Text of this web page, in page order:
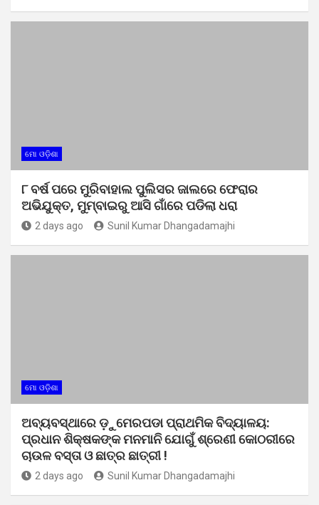
ମୋ ଓଡ଼ିଶା
୮ ବର୍ଷ ପରେ ମୁରିବାହାଲ ପୁଲିସର ଜାଲରେ ଫେରାର
ଅଭିଯୁକ୍ତ, ମୁମ୍ବାଇରୁ ଆସି ଗାଁରେ ପଡିଲା ଧରା
2 days ago Sunil Kumar Dhangadamajhi
ମୋ ଓଡ଼ିଶା
ଅବ୍ୟବସ୍ଥାରେ ଡ଼ୁମେରପଡା ପ୍ରାଥମିକ ବିଦ୍ୟାଳୟ:
ପ୍ରଧାନ ଶିକ୍ଷକଙ୍କ ମନମାନି ଯୋଗୁଁ ଶ୍ରେଣୀ କୋଠରୀରେ
ଚାଉଳ ବସ୍ତା ଓ ଛାତ୍ର ଛାତ୍ରୀ !
2 days ago Sunil Kumar Dhangadamajhi